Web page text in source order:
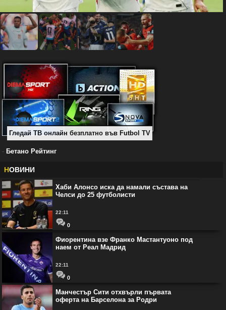
Гледай ТВ онлайн безплатно във Futbol TV
- Бетано Рейтинг
НОВИНИ
Хаби Алонсо иска да намали състава на
Челси до 25 футболисти
22:11
0
Фиорентина взе Франко Мастантуоно под
наем от Реал Мадрид
22:11
0
Манчестър Сити отхвърли първата
оферта на Барселона за Родри